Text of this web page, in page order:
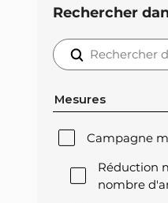
Rechercher
Mesures
Campagne
Réduction
nombre